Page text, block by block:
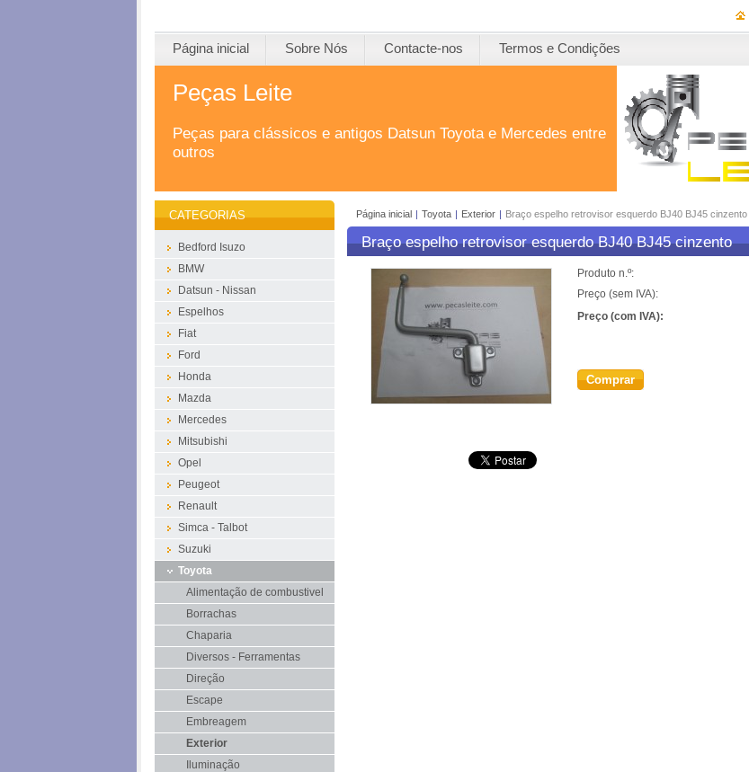
Página inicial Sobre Nós Contacte-nos Termos e Condições
Peças Leite
Peças para clássicos e antigos Datsun Toyota e Mercedes entre
outros
Página inicial | Toyota | Exterior | Braço espelho retrovisor esquerdo BJ40 BJ45 cinzento
Braço espelho retrovisor esquerdo BJ40 BJ45 cinzento
Produto n.º:
Preço (sem IVA):
Preço (com IVA):
Comprar
CATEGORIAS
Bedford Isuzo
BMW
Datsun - Nissan
Espelhos
Fiat
Ford
Honda
Mazda
Mercedes
Mitsubishi
Opel
Peugeot
Renault
Simca - Talbot
Suzuki
Toyota
Alimentação de combustivel
Borrachas
Chaparia
Diversos - Ferramentas
Direção
Escape
Embreagem
Exterior
Iluminação